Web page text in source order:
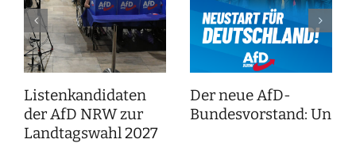
Listenkandidaten
der AfD NRW zur
Landtagswahl 2027
Der neue AfD-
Bundesvorstand: